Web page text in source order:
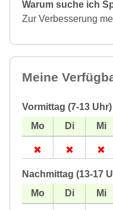
Warum suche ich
Zur Verbesserung
Meine
Vormittag (7-13 Uhr)
Nachmittag (13-17